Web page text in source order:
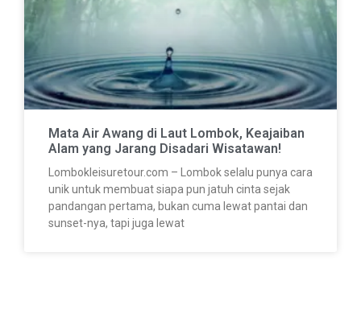
Mata Air Awang di Laut Lombok, Keajaiban
Alam yang Jarang Disadari Wisatawan!
Lombokleisuretour.com – Lombok selalu punya cara
unik untuk membuat siapa pun jatuh cinta sejak
pandangan pertama, bukan cuma lewat pantai dan
sunset-nya, tapi juga lewat